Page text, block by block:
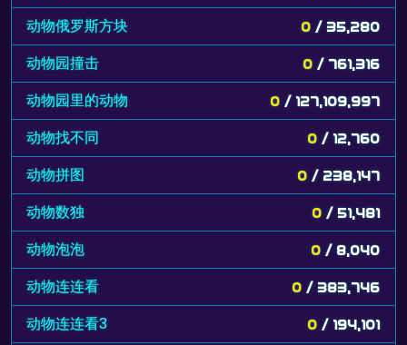
动物俄罗斯方块 0 / 35,280
动物园撞击 0 / 761,316
动物园里的动物 0 / 127,109,997
动物找不同 0 / 12,760
动物拼图 0 / 238,147
动物数独 0 / 51,481
动物泡泡 0 / 8,040
动物连连看 0 / 383,746
动物连连看3 0 / 194,101